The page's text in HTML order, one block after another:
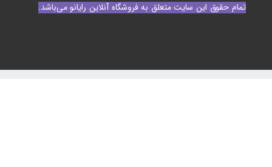
تمام حقوق این سایت متعلق به فروشگاه آنلاین رایانو می‌باشد.